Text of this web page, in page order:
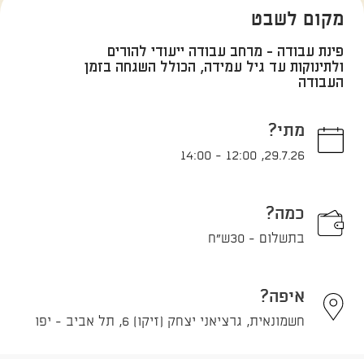
מקום לשבט
פינת עבודה - מרחב עבודה ייעודי להורים
ולתינוקות עד גיל עמידה, הכולל השגחה בזמן
העבודה
מתי?
29.7.26
,
12:00
-
14:00
כמה?
בתשלום - 30ש"ח
איפה?
חשמונאית, גרציאני יצחק (זיקו) 6, תל אביב - יפו